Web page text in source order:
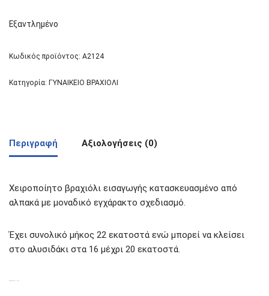
Εξαντλημένο
Κωδικός προϊόντος: A2124
Κατηγορία: ΓΥΝΑΙΚΕΙΟ ΒΡΑΧΙΟΛΙ
Περιγραφή Αξιολογήσεις (0)
Χειροποίητο βραχιόλι εισαγωγής κατασκευασμένο από
αλπακά με μοναδικό εγχάρακτο σχεδιασμό.
Έχει συνολικό μήκος 22 εκατοστά ενώ μπορεί να κλείσει
στο αλυσιδάκι στα 16 μέχρι 20 εκατοστά.